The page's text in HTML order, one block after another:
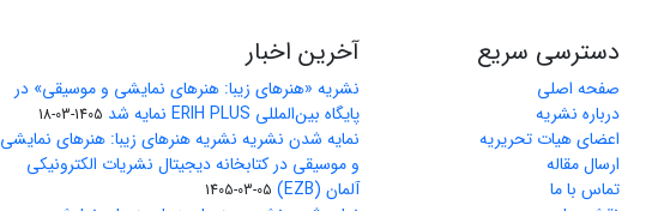
دسترسی سریع
صفحه اصلی
درباره نشریه
اعضای هیات تحریریه
ارسال مقاله
تماس با ما
آخرین اخبار
نشریه «هنرهای زیبا: هنرهای نمایشی و موسیقی» در
پایگاه بین‌المللی ERIH PLUS نمایه شد
1405-03-18
نمایه شدن نشریه نشریه هنرهای زیبا: هنرهای نمایشی
و موسیقی در کتابخانه دیجیتال نشریات الکترونیکی
آلمان (EZB)
1405-03-05